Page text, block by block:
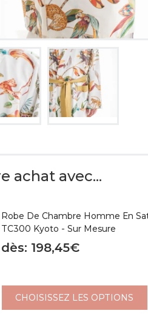
achat avec...
Robe De Chambre Homme En
TC300 Kyoto - Sur Mesure
dès: 198,45€
CHOISISSEZ LES OPTIONS